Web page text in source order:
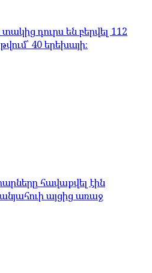
դուրս են բերվել 112
40 երեխայի։
հավաքվել էին
այցից առաջ